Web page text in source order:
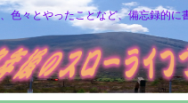
色々とやったことなど、備忘録的に